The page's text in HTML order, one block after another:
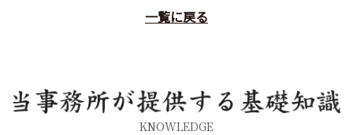
一覧に戻る
KNOWLEDGE